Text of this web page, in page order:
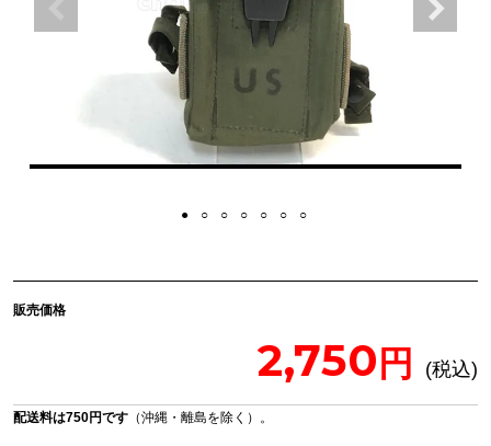
販売価格
2,750
配送料は750円です （沖縄・離島を除く）。